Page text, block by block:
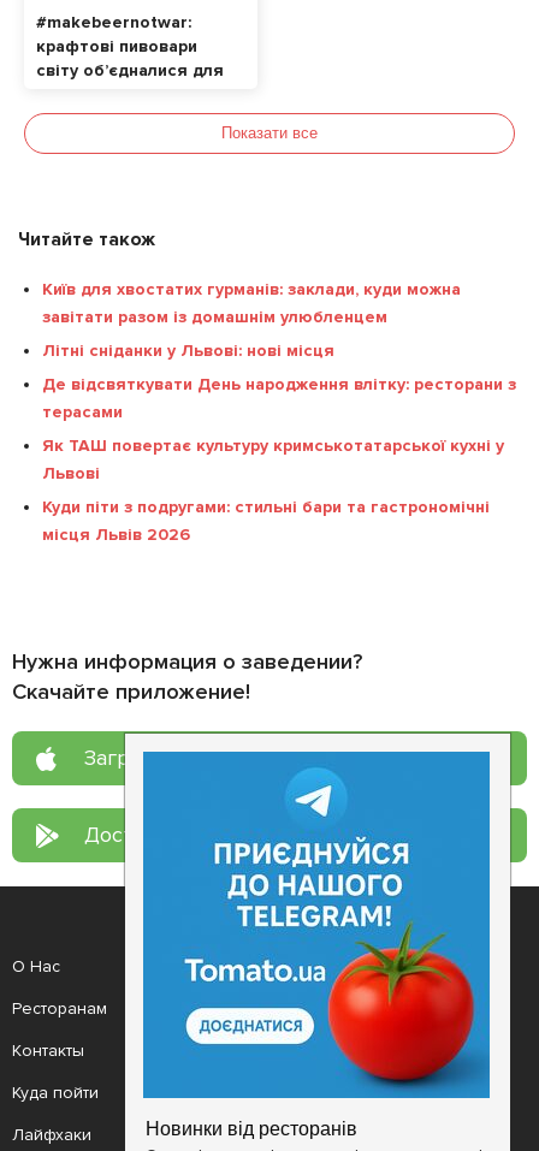
#makebeernotwar:
крафтові пивовари
світу об’єдналися для
Показати все
Читайте також
Київ для хвостатих гурманів: заклади, куди можна
завітати разом із домашнім улюбленцем
Літні сніданки у Львові: нові місця
Де відсвяткувати День народження влітку: ресторани з
терасами
Як ТАШ повертає культуру кримськотатарської кухні у
Львові
Куди піти з подругами: стильні бари та гастрономічні
місця Львів 2026
Нужна информация о заведении?
Скачайте приложение!
Загрузите в App Store
Доступно в Google Play
О Нас
Ресторанам
Контакты
Куда пойти
Лайфхаки
Рецепт дня
Новости
Анонсы
Мобильное приложение